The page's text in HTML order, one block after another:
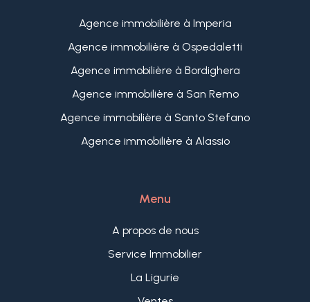
Agence immobilière à Imperia
Agence immobilière à Ospedaletti
Agence immobilière à Bordighera
Agence immobilière à San Remo
Agence immobilière à Santo Stefano
Agence immobilière à Alassio
Menu
A propos de nous
Service Immobilier
La Ligurie